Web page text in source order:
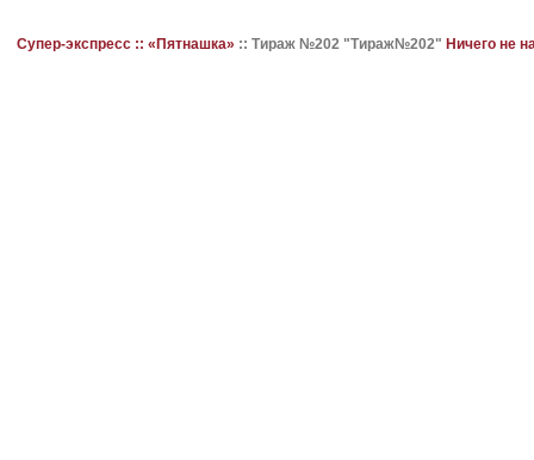
Супер-экспресс :: «Пятнашка» :: Тираж №202 "Тираж№202" Ничего не